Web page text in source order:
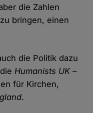
die Zahlen
bringen, einen
die Politik dazu
dieHumanists UK–
für Kirchen,
.